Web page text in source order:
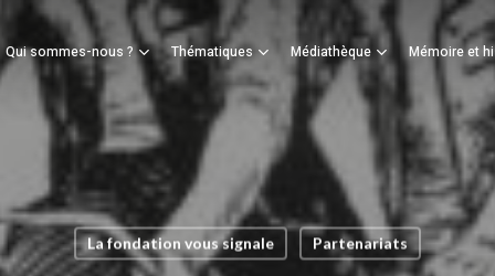
Qui sommes-nous ? Thématiques Médiathèque Mémoire et
Panier
La fondation vous signale Partenariats